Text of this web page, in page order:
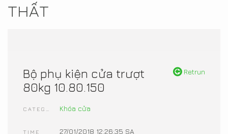
THẤT
Retrun
Bộ phụ kiện cửa trượt
80kg 10.80.150
Khóa cửa
TIME 27/01/2018 12:26:35 SA